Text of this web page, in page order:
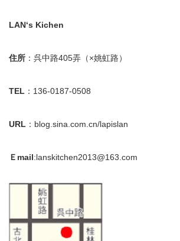
LAN‘s Kichen
住所 ：呉中路405弄（×姚虹路）
TEL ：136-0187-0508
URL ：blog.sina.com.cn/lapislan
Ｅmail:lanskitchen2013@163.com